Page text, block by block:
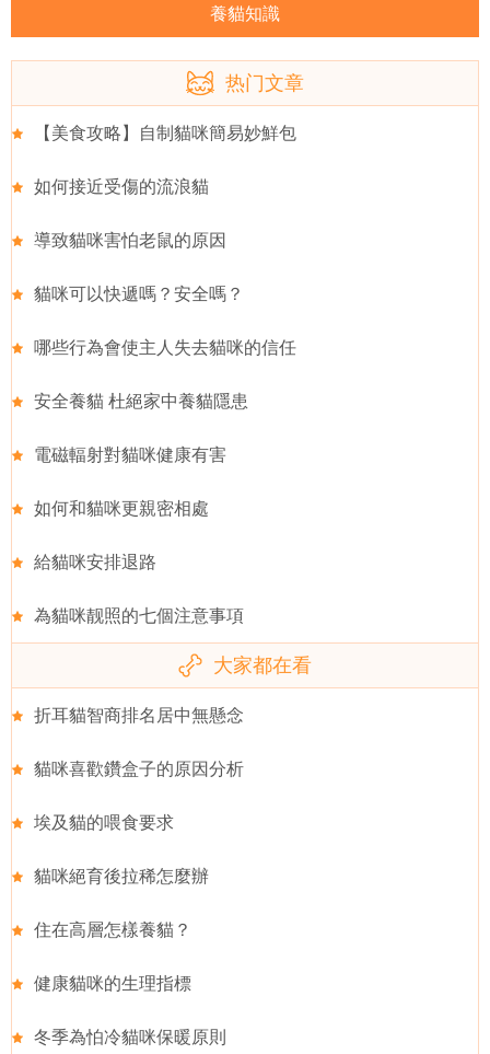
養貓知識
热门文章
【美食攻略】自制貓咪簡易妙鮮包
如何接近受傷的流浪貓
導致貓咪害怕老鼠的原因
貓咪可以快遞嗎？安全嗎？
哪些行為會使主人失去貓咪的信任
安全養貓 杜絕家中養貓隱患
電磁輻射對貓咪健康有害
如何和貓咪更親密相處
給貓咪安排退路
為貓咪靓照的七個注意事項
大家都在看
折耳貓智商排名居中無懸念
貓咪喜歡鑽盒子的原因分析
埃及貓的喂食要求
貓咪絕育後拉稀怎麼辦
住在高層怎樣養貓？
健康貓咪的生理指標
冬季為怕冷貓咪保暖原則